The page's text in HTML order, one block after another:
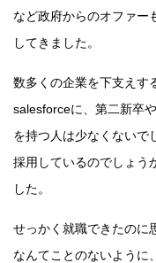
など政府からのオファー
してきました。
数多くの企業を下支えす
salesforceに、第二新卒
を持つ人は少なくないで
採用しているのでしょう
した。
せっかく就職できたのに
なんてことのないように